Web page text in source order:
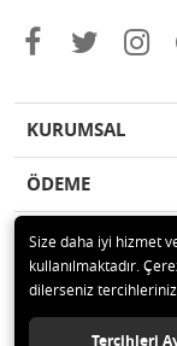
KURUMSAL
ÖDEME
İLETİŞİM
© 2020 Metin
Size daha iyi hizmet
kullanılmaktadır.
dilerseniz
Tercihleri